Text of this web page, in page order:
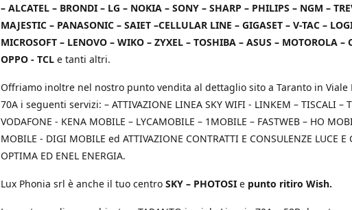
– ALCATEL – BRONDI – LG – NOKIA – SONY – SHARP – PHILIPS – NGM –
MAJESTIC – PANASONIC – SAIET –CELLULAR LINE – GIGASET – V-TAC –
MICROSOFT – LENOVO – WIKO – ZYXEL – TOSHIBA – ASUS – MOTOROLA –
OPPO - TCL e tanti altri.
Offriamo inoltre nel nostro punto vendita al dettaglio sito a Taranto in Viale
70A i seguenti servizi: – ATTIVAZIONE LINEA SKY WIFI - LINKEM – TISCALI –
VODAFONE - KENA MOBILE – LYCAMOBILE – 1MOBILE – FASTWEB – HO
MOBILE - DIGI MOBILE ed ATTIVAZIONE CONTRATTI E CONSULENZE LUCE E
OPTIMA ED ENEL ENERGIA.
Lux Phonia srl è anche il tuo centro SKY – PHOTOSI e punto ritiro Wish.